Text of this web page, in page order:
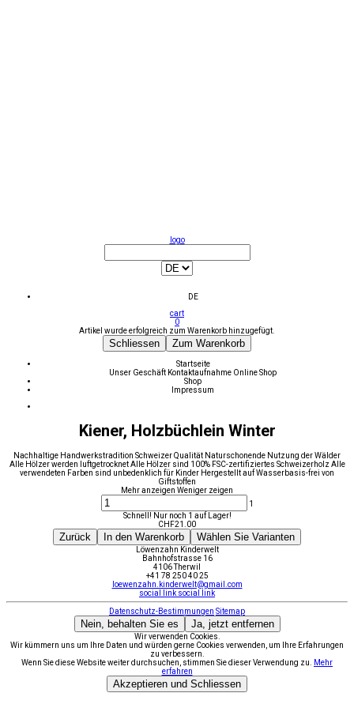
logo
DE
cart
0
Artikel wurde erfolgreich zum Warenkorb hinzugefügt.
Schliessen Zum Warenkorb
Startseite
Unser Geschäft Kontaktaufnahme Online Shop
Shop
Impressum
Kiener, Holzbüchlein Winter
Nachhaltige Handwerkstradition Schweizer Qualität Naturschonende Nutzung der Wälder
Alle Hölzer werden luftgetrocknet Alle Hölzer sind 100% FSC-zertifiziertes Schweizerholz Alle
verwendeten Farben sind unbedenklich für Kinder Hergestellt auf Wasserbasis-frei von
Giftstoffen
Mehr anzeigen Weniger zeigen
1
Schnell! Nur noch 1 auf Lager!
CHF21.00
Zurück In den Warenkorb Wählen Sie Varianten
Löwenzahn Kinderwelt
Bahnhofstrasse 16
4106 Therwil
+41 78 250 40 25
loewenzahn.kinderwelt@gmail.com
social link social link
Datenschutz-Bestimmungen Sitemap
Nein, behalten Sie es Ja, jetzt entfernen
Wir verwenden Cookies.
Wir kümmern uns um Ihre Daten und würden gerne Cookies verwenden, um Ihre Erfahrungen
zu verbessern.
Wenn Sie diese Website weiter durchsuchen, stimmen Sie dieser Verwendung zu.
Mehr
erfahren
Akzeptieren und Schliessen